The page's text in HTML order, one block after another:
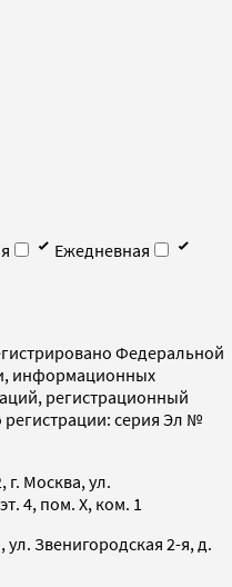
Ежедневная
Федеральной
информационных
регистрационный
серия Эл №
г. Москва, ул.
4, пом. X, ком. 1
Звенигородская 2-я, д.